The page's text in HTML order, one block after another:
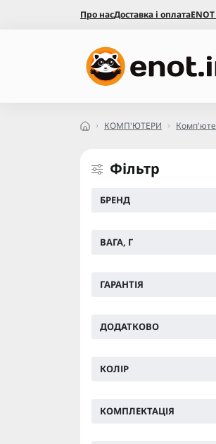
Про насДоставка і оплата
КОМП'ЮТЕРИ
Фільтр
БРЕНД
ВАГА, Г
ГАРАНТІЯ
ДОДАТКОВО
КОЛІР
КОМПЛЕКТАЦІЯ